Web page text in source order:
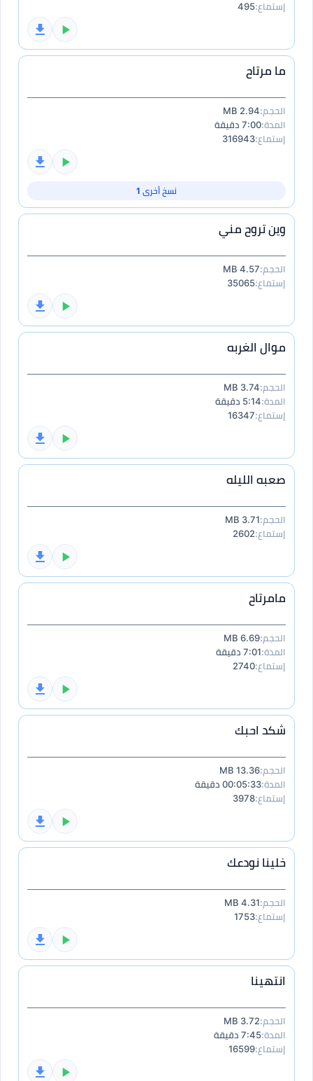
إستماع:495
ما مرتاح
الحجم:2.94 MB
المدة:7:00 دقيقة
إستماع:316943
نسخ أخرى 1
وين تروح مني
الحجم:4.57 MB
إستماع:35065
موال الغربه
الحجم:3.74 MB
المدة:5:14 دقيقة
إستماع:16347
صعبه الليله
الحجم:3.71 MB
إستماع:2602
مامرتاح
الحجم:6.69 MB
المدة:7:01 دقيقة
إستماع:2740
شكد احبك
الحجم:13.36 MB
المدة:00:05:33 دقيقة
إستماع:3978
خلينا نودعك
الحجم:4.31 MB
إستماع:1753
انتهينا
الحجم:3.72 MB
المدة:7:45 دقيقة
إستماع:16599